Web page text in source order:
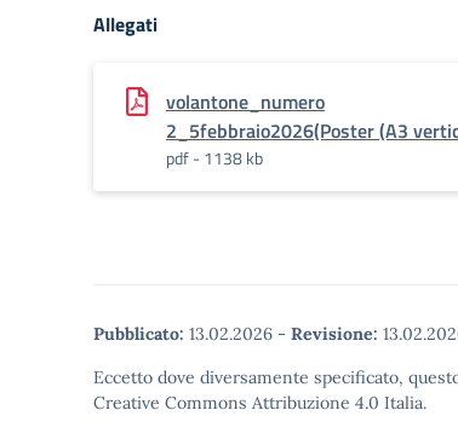
Allegati
volantone_numero
2_5febbraio2026(Poster (A3
pdf - 1138 kb
Pubblicato: 13.02.2026 - Revisione:
Eccetto dove diversamente specificato,
Creative Commons Attribuzione 4.0 Italia.